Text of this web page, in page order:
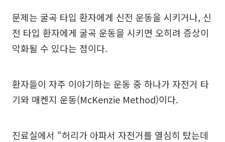
문제는 굴곡 타입 환자에게 신전 운동을 시키거나, 신
전 타입 환자에게 굴곡 운동을 시키면 오히려 증상이
악화될 수 있다는 점이다.
환자들이 자주 이야기하는 운동 중 하나가 자전거 타
기와 매켄지 운동(McKenzie Method)이다.
진료실에서 “허리가 아파서 자전거를 열심히 탔는데